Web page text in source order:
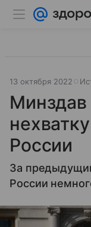
13 октября 2022
Минздав
России
За
России